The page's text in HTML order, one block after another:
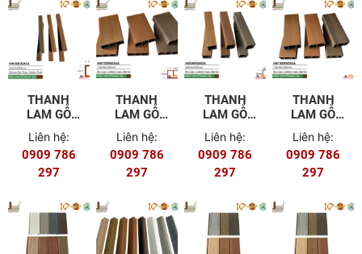
THANH
LAM GỖ
HW26R26ASA
Liên hệ:
0909 786
297
THANH
LAM GỖ
HW150R50ASA
Liên hệ:
0909 786
297
THANH
LAM GỖ
HW50R50ASA
Liên hệ:
0909 786
297
THANH
LAM GỖ
Liên hệ:
0909 786
297